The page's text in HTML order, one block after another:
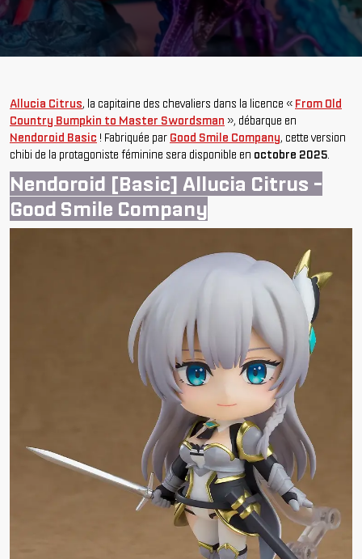
Allucia Citrus, la capitaine des chevaliers dans la licence « From Old
Country Bumpkin to Master Swordsman », débarque en
Nendoroid Basic ! Fabriquée par Good Smile Company, cette version
chibi de la protagoniste féminine sera disponible en octobre 2025.
Nendoroid [Basic] Allucia Citrus -
Good Smile Company